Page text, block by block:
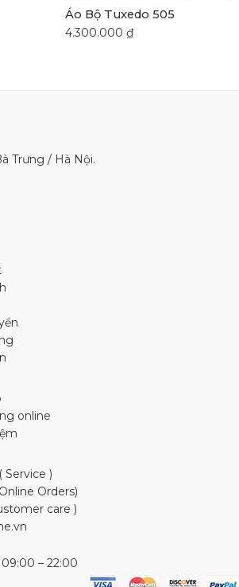
Áo Bộ Tuxedo 505
4.300.000 ₫
Trưng / Hà Nội.
online
Service )
Orders)
care )
– 22:00